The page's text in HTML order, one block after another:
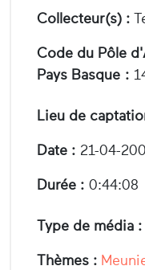
Collecteur(s) :
Code du Pôle
Pays Basque :
Lieu de
Date : 21-04-
Durée : 0:44:08
Type de média :
Thèmes :